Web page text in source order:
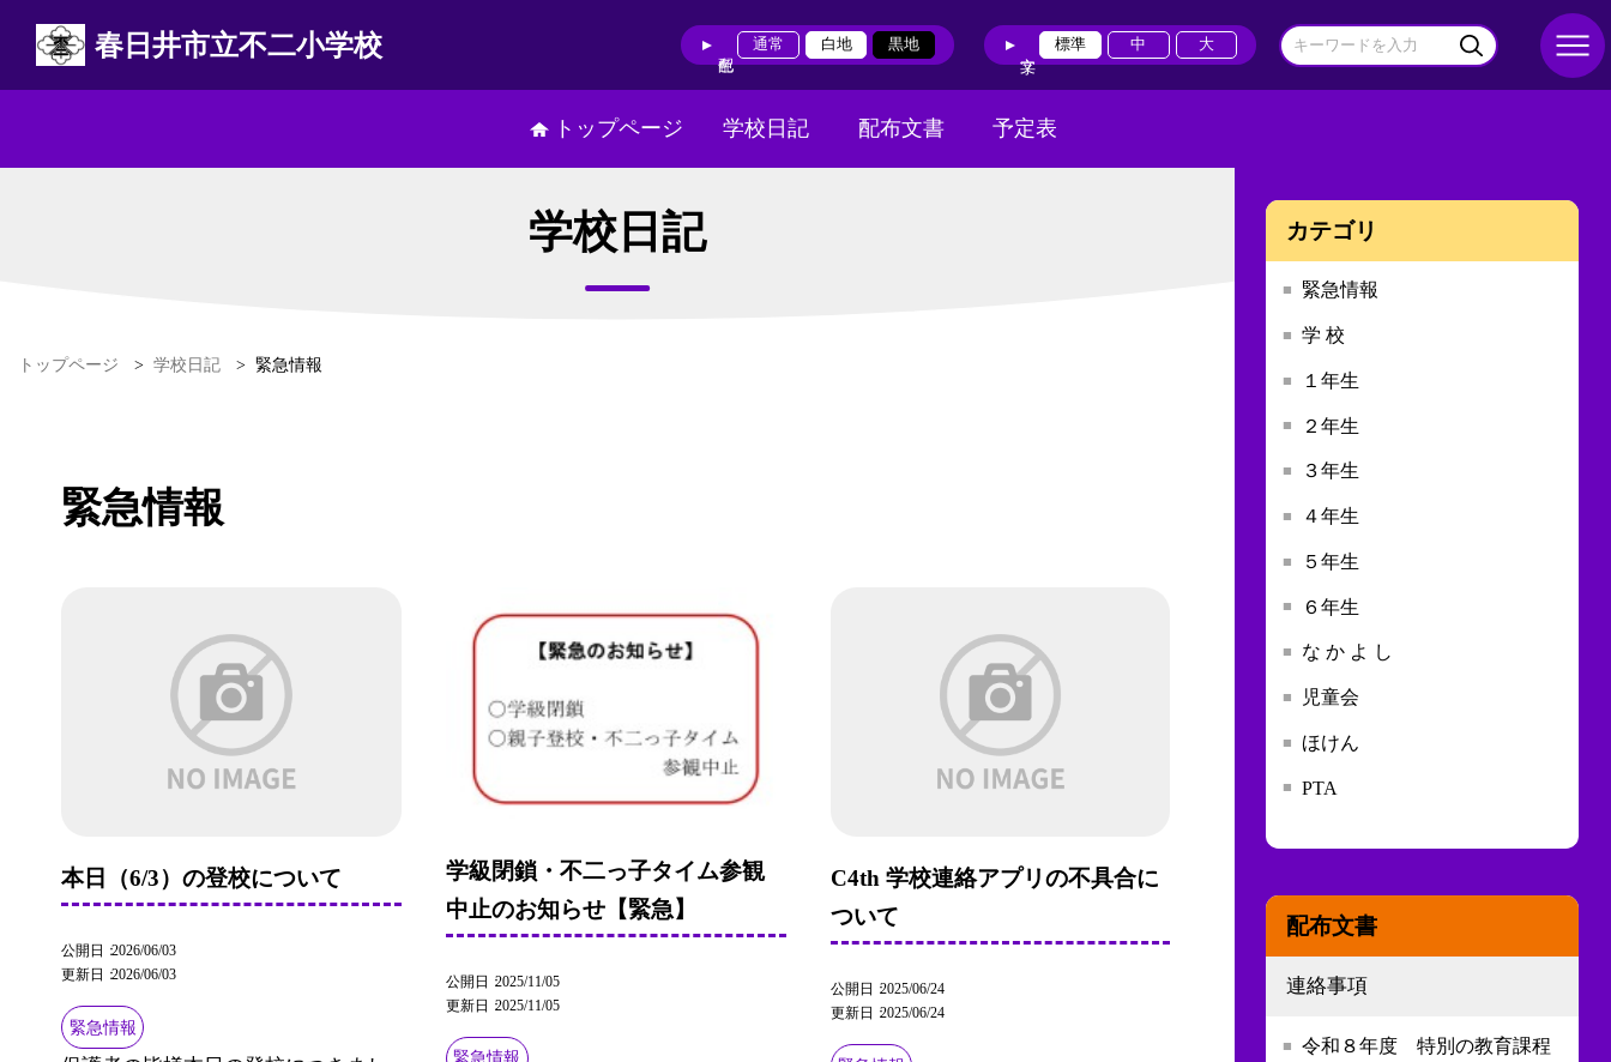
春日井市立不二小学校 通常 白地 黒地 標準 中 大
トップページ 学校日記 配布文書 予定表
学校日記
トップページ > 学校日記 > 緊急情報
緊急情報
本日（6/3）の登校について
公開日
2026/06/03
更新日
2026/06/03
緊急情報
学級閉鎖・不二っ子タイム参観
中止のお知らせ【緊急】
公開日 2025/11/05
更新日 2025/11/05
緊急情報
C4th 学校連絡アプリの不具合に
ついて
公開日 2025/06/24
更新日 2025/06/24
カテゴリ
緊急情報
学 校
１年生
２年生
３年生
４年生
５年生
６年生
な か よ し
児童会
ほけん
PTA
配布文書
連絡事項
令和８年度 特別の教育課程